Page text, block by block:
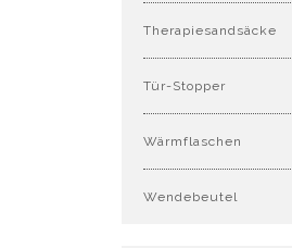
Therapiesandsäcke
Tür-Stopper
Wärmflaschen
Wendebeutel